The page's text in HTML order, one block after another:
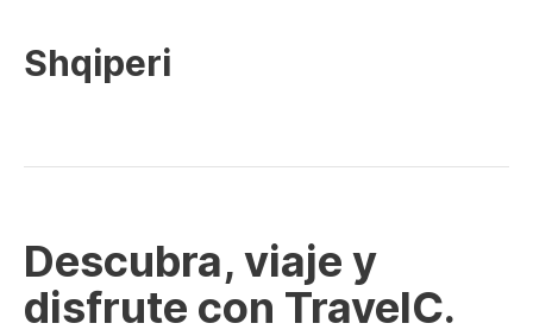
Shqiperi
Descubra, viaje y
disfrute con TravelC.